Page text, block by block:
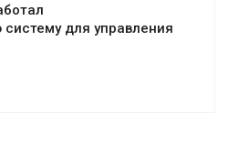
для управления